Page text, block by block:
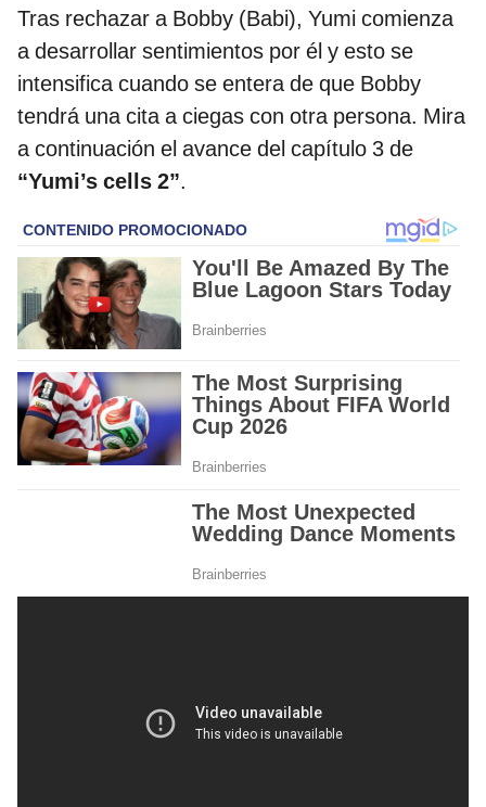
Tras rechazar a Bobby (Babi), Yumi comienza
a desarrollar sentimientos por él y esto se
intensifica cuando se entera de que Bobby
tendrá una cita a ciegas con otra persona. Mira
a continuación el avance del capítulo 3 de
“Yumi’s cells 2”.